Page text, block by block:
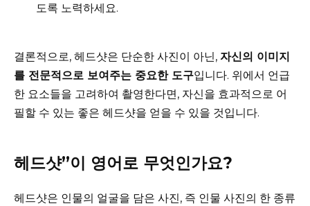
도록 노력하세요.
결론적으로, 헤드샷은 단순한 사진이 아닌, 자신의 이미지
를 전문적으로 보여주는 중요한 도구입니다. 위에서 언급
한 요소들을 고려하여 촬영한다면, 자신을 효과적으로 어
필할 수 있는 좋은 헤드샷을 얻을 수 있을 것입니다.
헤드샷”이 영어로 무엇인가요?
헤드샷은 인물의 얼굴을 담은 사진, 즉 인물 사진의 한 종류